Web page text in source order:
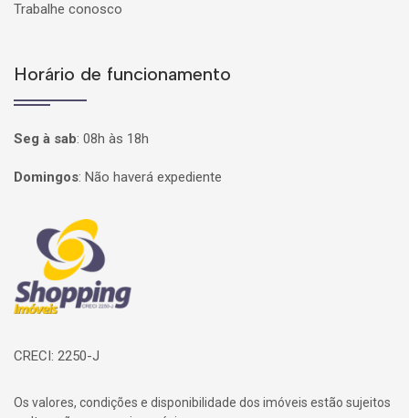
Trabalhe conosco
Horário de funcionamento
Seg à sab: 08h às 18h
Domingos: Não haverá expediente
Página inicial
CRECI: 2250-J
Os valores, condições e disponibilidade dos imóveis estão sujeitos